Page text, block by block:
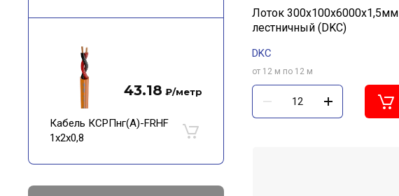
43.18 ₽/метр
Кабель КСРПнг(А)-FRHF
1х2х0,8
Лоток 300х100х6000х1,5мм
лестничный (DKC)
DKC
от 12 м по 12 м